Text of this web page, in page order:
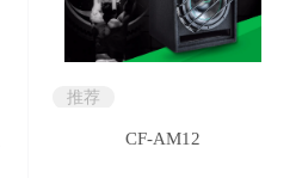
推荐
CF-AM12